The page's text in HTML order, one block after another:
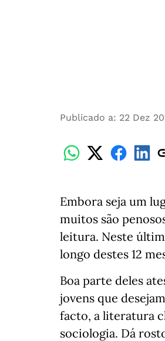
Publicado a: 22 Dez
Embora seja um
muitos são
leitura. Neste
longo destes 12
Boa parte deles
jovens que
facto, a literatura
sociologia. Dá